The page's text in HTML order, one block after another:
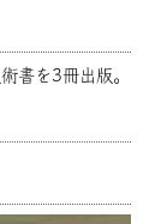
書を3冊出版。